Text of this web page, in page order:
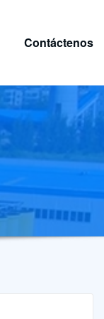
Contáctenos